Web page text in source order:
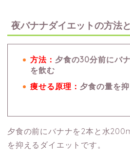
夜バナナダイエットの方法
方法： 夕食の30分前にバ
を飲む
痩せる原理： 夕食の量を
夕食の前にバナナを2本と水
を抑えるダイエットです。